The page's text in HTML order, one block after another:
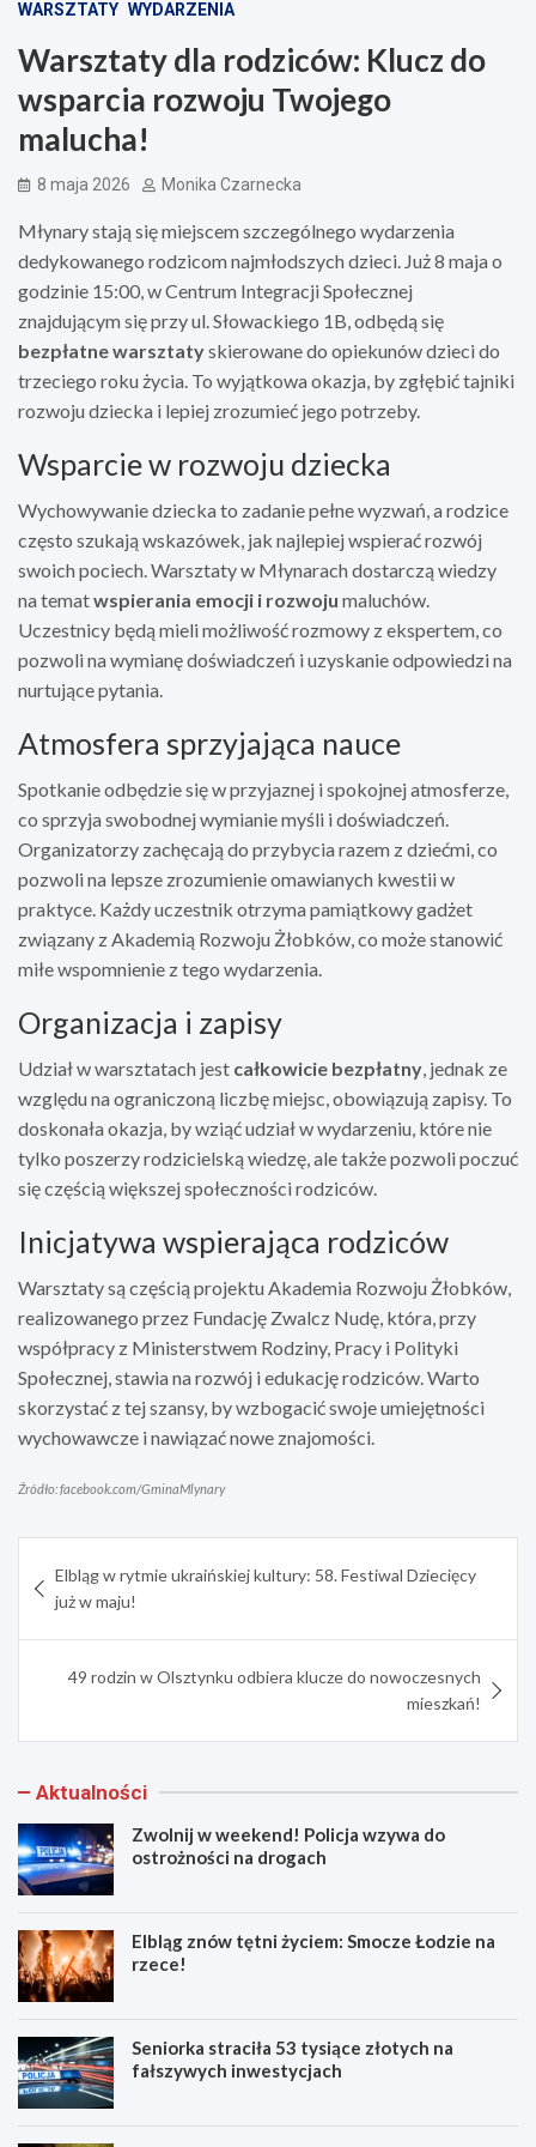
WARSZTATY WYDARZENIA
Warsztaty dla rodziców: Klucz do
wsparcia rozwoju Twojego
malucha!
8 maja 2026 Monika Czarnecka
Młynary stają się miejscem szczególnego wydarzenia
dedykowanego rodzicom najmłodszych dzieci. Już 8 maja o
godzinie 15:00, w Centrum Integracji Społecznej
znajdującym się przy ul. Słowackiego 1B, odbędą się
bezpłatne warsztatyskierowane do opiekunów dzieci do
trzeciego roku życia. To wyjątkowa okazja, by zgłębić tajniki
rozwoju dziecka i lepiej zrozumieć jego potrzeby.
Wsparcie w rozwoju dziecka
Wychowywanie dziecka to zadanie pełne wyzwań, a rodzice
często szukają wskazówek, jak najlepiej wspierać rozwój
swoich pociech. Warsztaty w Młynarach dostarczą wiedzy
na tematwspierania emocji i rozwoju maluchów.
Uczestnicy będą mieli możliwość rozmowy z ekspertem, co
pozwoli na wymianę doświadczeń i uzyskanie odpowiedzi na
nurtujące pytania.
Atmosfera sprzyjająca nauce
Spotkanie odbędzie się w przyjaznej i spokojnej atmosferze,
co sprzyja swobodnej wymianie myśli i doświadczeń.
Organizatorzy zachęcają do przybycia razem z dziećmi, co
pozwoli na lepsze zrozumienie omawianych kwestii w
praktyce. Każdy uczestnik otrzyma pamiątkowy gadżet
związany z Akademią Rozwoju Żłobków, co może stanowić
miłe wspomnienie z tego wydarzenia.
Organizacja i zapisy
Udział w warsztatach jest całkowicie bezpłatny, jednak ze
względu na ograniczoną liczbę miejsc, obowiązują zapisy. To
doskonała okazja, by wziąć udział w wydarzeniu, które nie
tylko poszerzy rodzicielską wiedzę, ale także pozwoli poczuć
się częścią większej społeczności rodziców.
Inicjatywa wspierająca rodziców
Warsztaty są częścią projektu Akademia Rozwoju Żłobków,
realizowanego przez Fundację Zwalcz Nudę, która, przy
współpracy z Ministerstwem Rodziny, Pracy i Polityki
Społecznej, stawia na rozwój i edukację rodziców. Warto
skorzystać z tej szansy, by wzbogacić swoje umiejętności
wychowawcze i nawiązać nowe znajomości.
Źródło: facebook.com/GminaMlynary
wpisu
Elbląg w rytmie ukraińskiej kultury: 58. Festiwal Dziecięcy
już w maju!
49 rodzin w Olsztynku odbiera klucze do nowoczesnych
mieszkań!
Aktualności
Zwolnij w weekend! Policja wzywa do
ostrożności na drogach
Elbląg znów tętni życiem: Smocze Łodzie na
rzece!
Seniorka straciła 53 tysiące złotych na
fałszywych inwestycjach